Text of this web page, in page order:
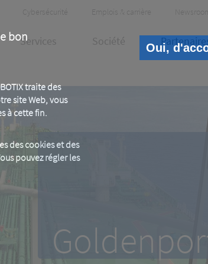
bon
traite des
site Web, vous
à cette fin.
des cookies et des
pouvez régler les
Oui,
Header
Meta
Cybersécurité Emplois & carrière
Services Société
Assurer la